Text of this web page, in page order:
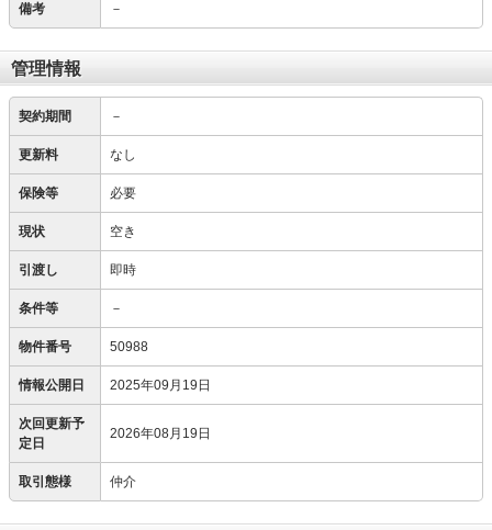
備考 －
管理情報
契約期間 －
更新料 なし
保険等 必要
現状 空き
引渡し 即時
条件等 －
物件番号 50988
情報公開日 2025年09月19日
次回更新予
定日
2026年08月19日
取引態様 仲介